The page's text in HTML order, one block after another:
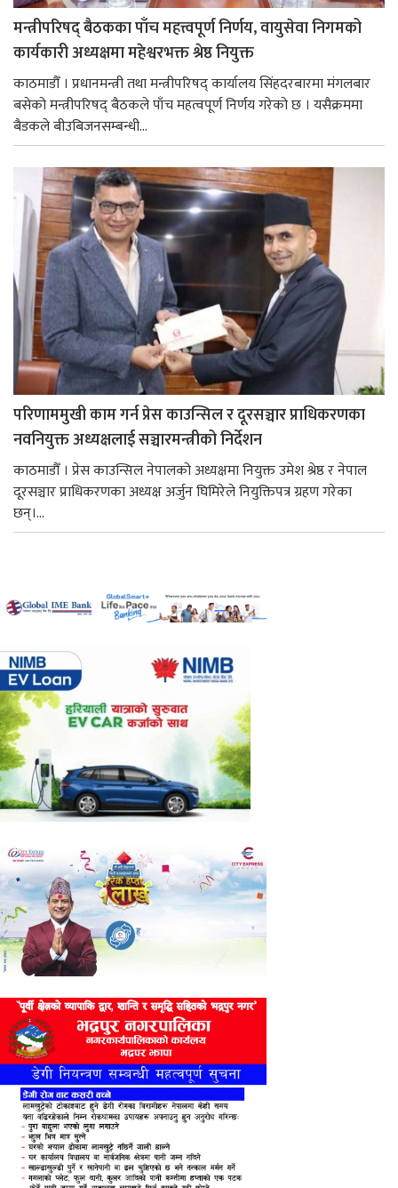
मन्त्रीपरिषद् बैठकका पाँच महत्त्वपूर्ण निर्णय, वायुसेवा निगमको
कार्यकारी अध्यक्षमा महेश्वरभक्त श्रेष्ठ नियुक्त
काठमाडौँ । प्रधानमन्त्री तथा मन्त्रीपरिषद् कार्यालय सिंहदरबारमा मंगलबार
बसेको मन्त्रीपरिषद् बैठकले पाँच महत्वपूर्ण निर्णय गरेको छ । यसैक्रममा
बैडकले बीउबिजनसम्बन्धी...
परिणाममुखी काम गर्न प्रेस काउन्सिल र दूरसञ्चार प्राधिकरणका
नवनियुक्त अध्यक्षलाई सञ्चारमन्त्रीको निर्देशन
काठमाडौँ । प्रेस काउन्सिल नेपालको अध्यक्षमा नियुक्त उमेश श्रेष्ठ र नेपाल
दूरसञ्चार प्राधिकरणका अध्यक्ष अर्जुन घिमिरेले नियुक्तिपत्र ग्रहण गरेका
छन्।...